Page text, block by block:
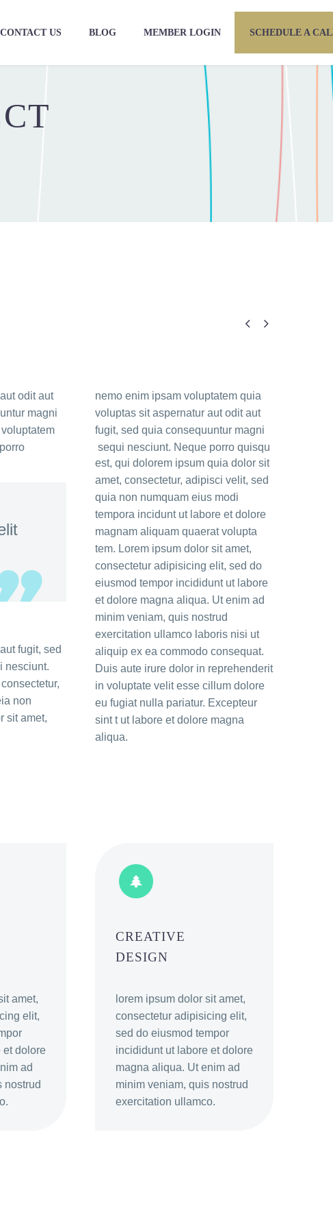
CONTACT US BLOG MEMBER LOGIN SCHEDULE A
 
odit aut
magni
nemo enim ipsam voluptatem quia
voluptas sit aspernatur aut odit aut
fugit, sed quia consequuntur magni
sequi nesciunt. Neque porro quisqu
fugit, sed
nesciunt.
non
sit amet,
est, qui dolorem ipsum quia dolor sit
amet, consectetur, adipisci velit, sed
quia non numquam eius modi
tempora incidunt ut labore et dolore
magnam aliquam quaerat volupta
tem. Lorem ipsum dolor sit amet,
consectetur adipisicing elit, sed do
eiusmod tempor incididunt ut labore
et dolore magna aliqua. Ut enim ad
minim veniam, quis nostrud
exercitation ullamco laboris nisi ut
aliquip ex ea commodo consequat.
Duis aute irure dolor in reprehenderit
in voluptate velit esse cillum dolore
eu fugiat nulla pariatur. Excepteur
sint t ut labore et dolore magna
aliqua.
amet,
elit,
et dolore
ad
nostrud


CREATIVE
DESIGN
lorem ipsum dolor sit amet,
consectetur adipisicing elit,
sed do eiusmod tempor
incididunt ut labore et dolore
magna aliqua. Ut enim ad
minim veniam, quis nostrud
exercitation ullamco.